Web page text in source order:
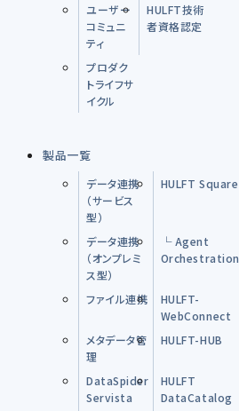
ユーザー
コミュニ
ティ
HULFT技術
者資格認定
プロダク
トライフサ
イクル
製品一覧
データ連携
（サービス
型）
HULFT Square
データ連携
（オンプレミ
ス型）
└ Agent
Orchestration
ファイル連携
HULFT-
WebConnect
メタデータ管
理
HULFT-HUB
DataSpider
Servista
HULFT
DataCatalog